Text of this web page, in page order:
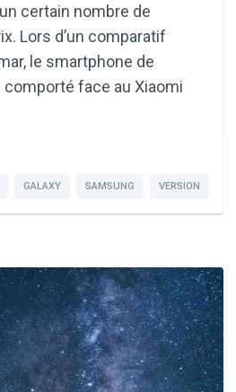
certain nombre de
Lors d’un comparatif
le smartphone de
comporté face au Xiaomi
GALAXY SAMSUNG VERSION